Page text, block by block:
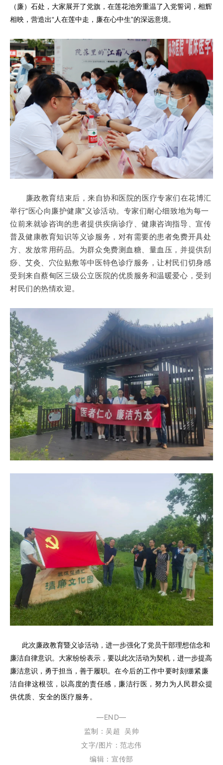
（廉）石处，大家展开了党旗，在莲花池旁重温了入党誓词，相辉
相映，营造出“人在莲中走，廉在心中生”的深远意境。
廉政教育结束后，来自协和医院的医疗专家们在花博汇
举行“医心向廉护健康”义诊活动。专家们耐心细致地为每一
位前来就诊咨询的患者提供疾病诊疗、健康咨询指导、宣传
普及健康教育知识等义诊服务，对有需要的患者免费开具处
方、发放常用药品。 为群众免费测血糖、量血压，并提供刮
痧、艾灸、穴位贴敷等中医特色诊疗服务，让村民们切身感
受到来自蔡甸区三级公立医院的优质服务和温暖爱心，受到
村民们的热情欢迎。
此次廉政教育暨义诊活动，进一步强化了党员干部理想信念和
廉洁自律意识。大家纷纷表示，要以此次活动为契机，进一步提高
廉洁意识，勇于担当，善于履职。 在今后的工作中要时刻绷紧廉
洁自律这根弦 ，以高度的责任感，廉洁行医 ，努力为人民群众提
供优质、安全的医疗服务 。
—END—
监制： 吴超
吴帅
文字/图片：范志伟
编辑：宣传部